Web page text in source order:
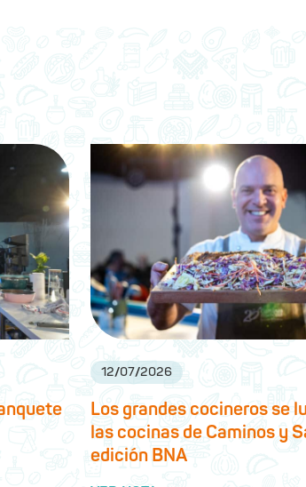
12/07/2026
Los grandes cocineros se
las cocinas de Caminos y
edición BNA